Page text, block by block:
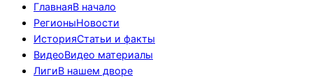
Menu
ГлавнаяВ начало
РегионыНовости
ИсторияСтатьи и факты
ВидеоВидео материалы
ЛигиВ нашем дворе